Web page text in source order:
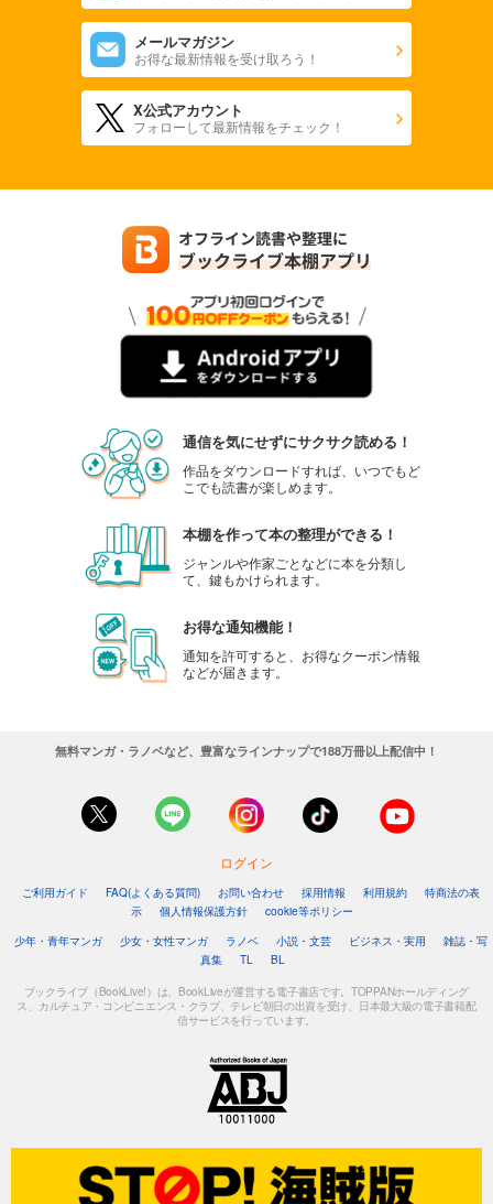
メールマガジン
お得な最新情報を受け取ろう！
X公式アカウント
フォローして最新情報をチェック！
通信を気にせずにサクサク読める！
作品をダウンロードすれば、いつでもど
こでも読書が楽しめます。
本棚を作って本の整理ができる！
ジャンルや作家ごとなどに本を分類し
て、鍵もかけられます。
お得な通知機能！
通知を許可すると、お得なクーポン情報
などが届きます。
無料マンガ・ラノベなど、豊富なラインナップで188万冊以上配信中！
ログイン
ご利用ガイド FAQ(よくある質問) お問い合わせ 採用情報 利用規約
特商法の表
示
個人情報保護方針
cookie等ポリシー
少年・青年マンガ
少女・女性マンガ ラノベ 小説・文芸 ビジネス・実用
雑誌・写
真集
TL BL
ブックライブ（BookLive!）は、BookLiveが運営する電子書店です。TOPPANホールディング
ス、カルチュア・コンビニエンス・クラブ、テレビ朝日の出資を受け、日本最大級の電子書籍配
信サービスを行っています。